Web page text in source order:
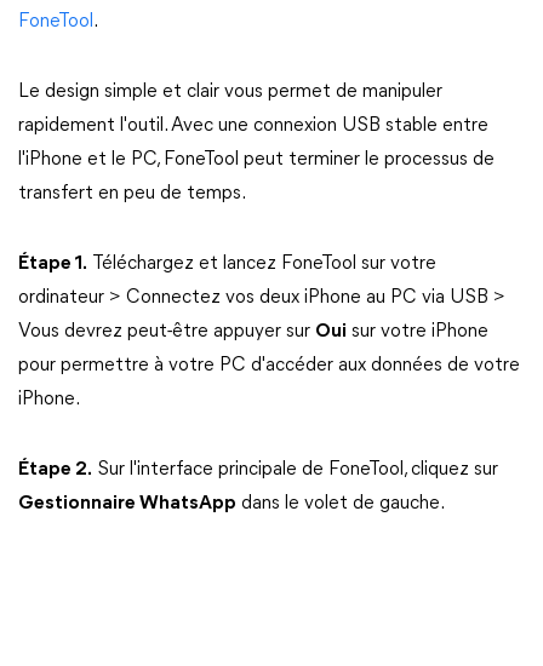
FoneTool .
Le design simple et clair vous permet de manipuler
rapidement l'outil. Avec une connexion USB stable entre
l'iPhone et le PC, FoneTool peut terminer le processus de
transfert en peu de temps.
Étape 1. Téléchargez et lancez FoneTool sur votre
ordinateur > Connectez vos deux iPhone au PC via USB >
Vous devrez peut-être appuyer sur Oui sur votre iPhone
pour permettre à votre PC d'accéder aux données de votre
iPhone.
Étape 2. Sur l'interface principale de FoneTool, cliquez sur
Gestionnaire WhatsApp dans le volet de gauche.